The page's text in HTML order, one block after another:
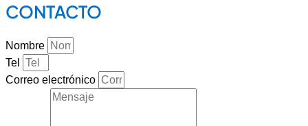
CONTACTO
Nombre
Tel
Correo electrónico